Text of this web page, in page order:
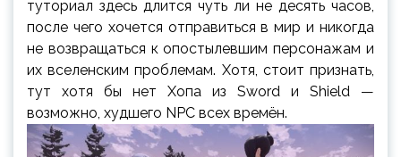
туториал здесь длится чуть ли не десять часов,
после чего хочется отправиться в мир и никогда
не возвращаться к опостылевшим персонажам и
их вселенским проблемам. Хотя, стоит признать,
тут хотя бы нет Хопа из Sword и Shield —
возможно, худшего NPC всех времён.